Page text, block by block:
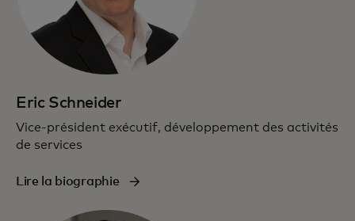
Eric Schneider
Vice-président exécutif, développement des activités
de services
Lire la biographie